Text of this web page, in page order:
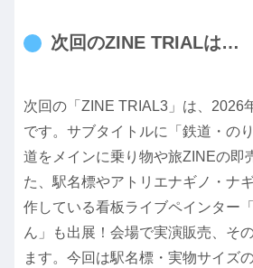
次回のZINE TRIALは…
次回の「ZINE TRIAL3」は、2026
です。サブタイトルに「鉄道・の
道をメインに乗り物や旅ZINEの即
た、駅名標やアトリエナギノ・ナ
作している看板ライブペインター
ん」も出展！会場で実演販売、そ
ます。今回は駅名標・実物サイズ